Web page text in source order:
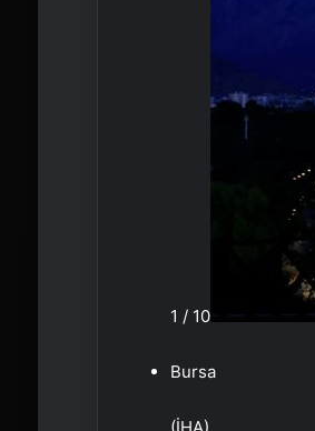
1 / 10
Bursa